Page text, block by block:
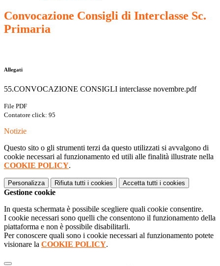
Convocazione Consigli di Interclasse Sc.
Primaria
Allegati
55.CONVOCAZIONE CONSIGLI interclasse novembre.pdf
File PDF
Contatore click: 95
Notizie
Questo sito o gli strumenti terzi da questo utilizzati si avvalgono di
cookie necessari al funzionamento ed utili alle finalità illustrate nella
COOKIE POLICY.
Personalizza Rifiuta tutti i cookies Accetta tutti i cookies
Gestione cookie
In questa schermata è possibile scegliere quali cookie consentire.
I cookie necessari sono quelli che consentono il funzionamento della
piattaforma e non è possibile disabilitarli.
Per conoscere quali sono i cookie necessari al funzionamento potete
visionare la COOKIE POLICY.